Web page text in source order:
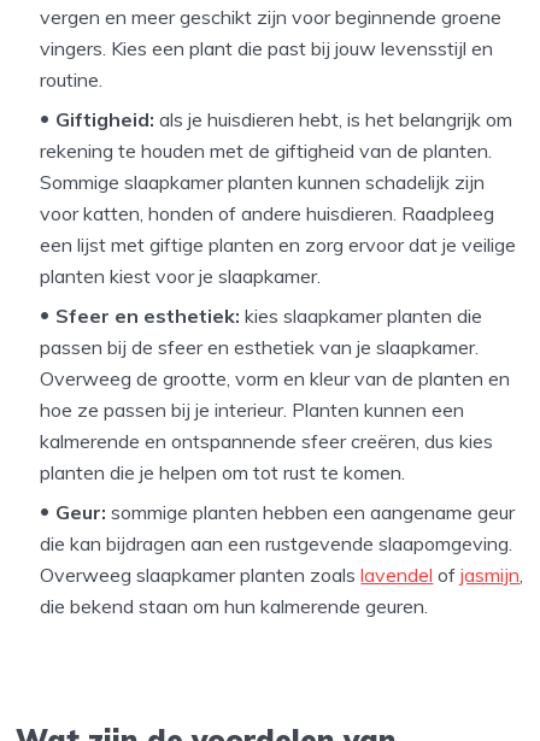
vergen en meer geschikt zijn voor beginnende groene
vingers. Kies een plant die past bij jouw levensstijl en
routine.
Giftigheid:als je huisdieren hebt, is het belangrijk om
rekening te houden met de giftigheid van de planten.
Sommige slaapkamer planten kunnen schadelijk zijn
voor katten, honden of andere huisdieren. Raadpleeg
een lijst met giftige planten en zorg ervoor dat je veilige
planten kiest voor je slaapkamer.
Sfeer en esthetiek: kies slaapkamer planten die
passen bij de sfeer en esthetiek van je slaapkamer.
Overweeg de grootte, vorm en kleur van de planten en
hoe ze passen bij je interieur. Planten kunnen een
kalmerende en ontspannende sfeer creëren, dus kies
planten die je helpen om tot rust te komen.
Geur:sommige planten hebben een aangename geur
die kan bijdragen aan een rustgevende slaapomgeving.
Overweeg slaapkamer planten zoalslavendel ofjasmijn,
die bekend staan om hun kalmerende geuren.